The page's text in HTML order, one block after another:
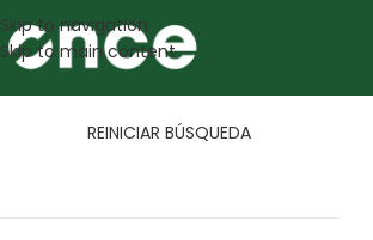
Skip to navigation
Skip to main content
REINICIAR BÚSQUEDA